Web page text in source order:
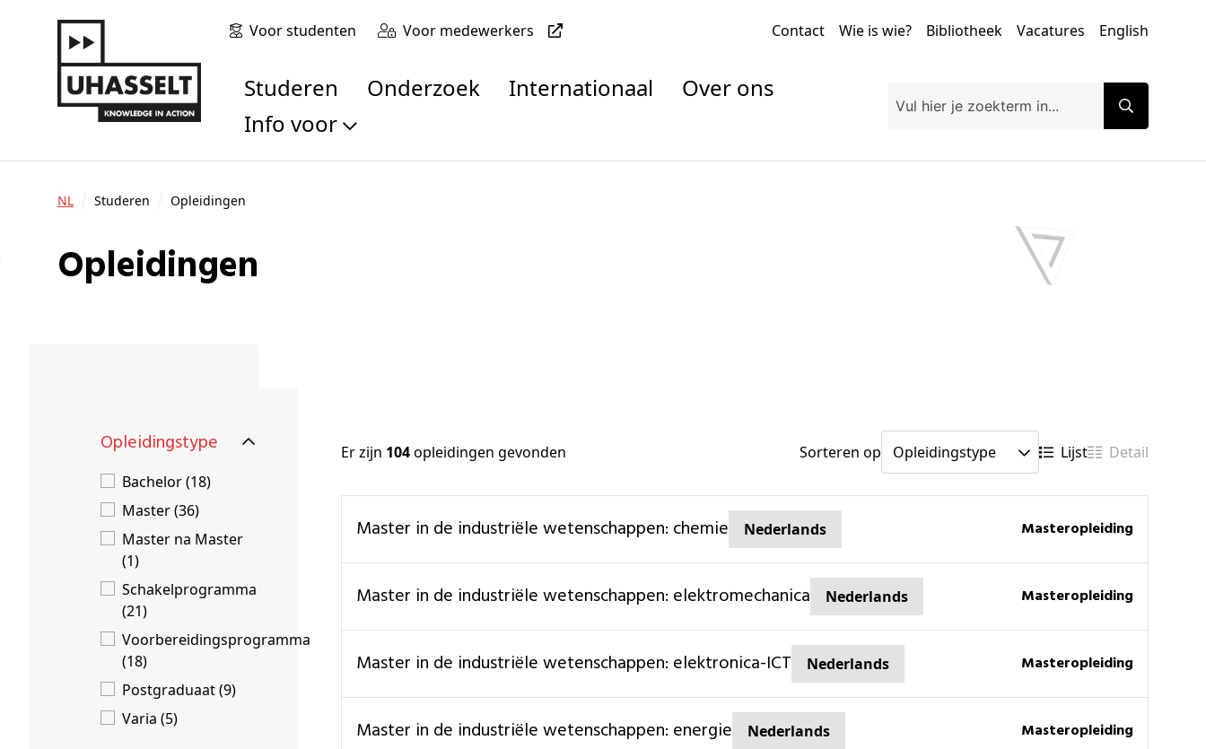
Voor studenten Voor medewerkers Contact Wie is wie? Bibliotheek Vacatures English
Studeren Onderzoek Internationaal
Over ons
Info voor
Toekomstige studenten
NL Studeren Opleidingen
Opleidingen
Opleidingstype
Bachelor (18)
Master (36)
Master na Master
(1)
Schakelprogramma
(21)
Voorbereidingsprogramma
(18)
Postgraduaat (9)
Varia (5)
Er zijn 104opleidingen gevonden Sorteren op Lijst Detail
master in de industriële wetenschappen: chemie Nederlands masteropleiding
master in de industriële wetenschappen: elektromechanica Nederlands masteropleiding
master in de industriële wetenschappen: elektronica-ICT Nederlands masteropleiding
master in de industriële wetenschappen: energie Nederlands masteropleiding